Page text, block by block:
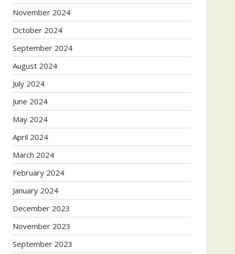
November 2024
October 2024
September 2024
August 2024
July 2024
June 2024
May 2024
April 2024
March 2024
February 2024
January 2024
December 2023
November 2023
September 2023